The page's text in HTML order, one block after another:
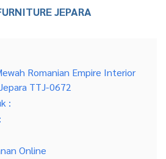
JEPARA
Romanian Empire Interior
TTJ-0672
:
Online